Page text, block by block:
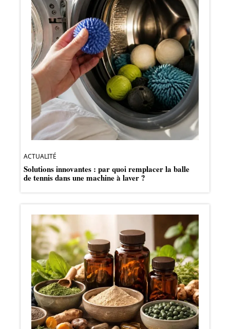
ACTUALITÉ
Solutions innovantes : par quoi remplacer la balle
de tennis dans une machine à laver ?